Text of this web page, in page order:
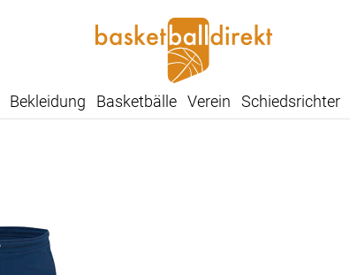
Bekleidung Basketbälle Verein Schiedsrichter